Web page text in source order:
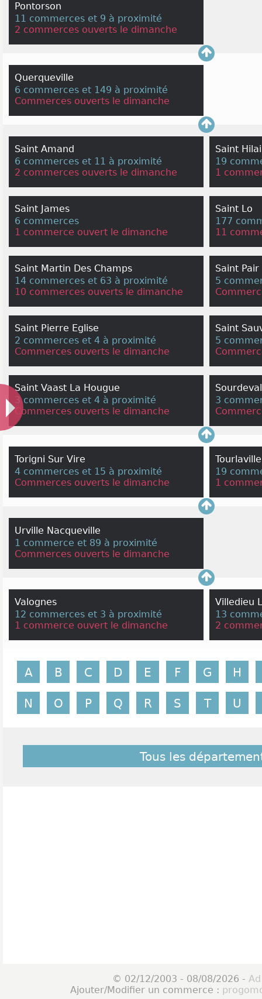
Pontorson
11 commerces et 9 à proximité
2 commerces ouverts le dimanche
Querqueville
6 commerces et 149 à proximité
Commerces ouverts le dimanche
Saint Amand
6 commerces et 11 à proximité
2 commerces ouverts le dimanche
Saint
19
1
Saint James
6 commerces
1 commerce ouvert le dimanche
Saint Lo
177
11
Saint Martin Des Champs
14 commerces et 63 à proximité
10 commerces ouverts le dimanche
Saint
5
Saint Pierre Eglise
2 commerces et 4 à proximité
Commerces ouverts le dimanche
Saint
5
Saint Vaast La Hougue
3 commerces et 4 à proximité
Commerces ouverts le dimanche
Sourdeval
3
Torigni Sur Vire
4 commerces et 15 à proximité
Commerces ouverts le dimanche
Tourlaville
19
1
Urville Nacqueville
1 commerce et 89 à proximité
Commerces ouverts le dimanche
Valognes
12 commerces et 3 à proximité
1 commerce ouvert le dimanche
Villedieu
13
2
A B C D E F G H
N O P Q R S T U
Tous les
© 02/12/2003 - 08/08/2026 -
Ajouter/Modifier un commerce :